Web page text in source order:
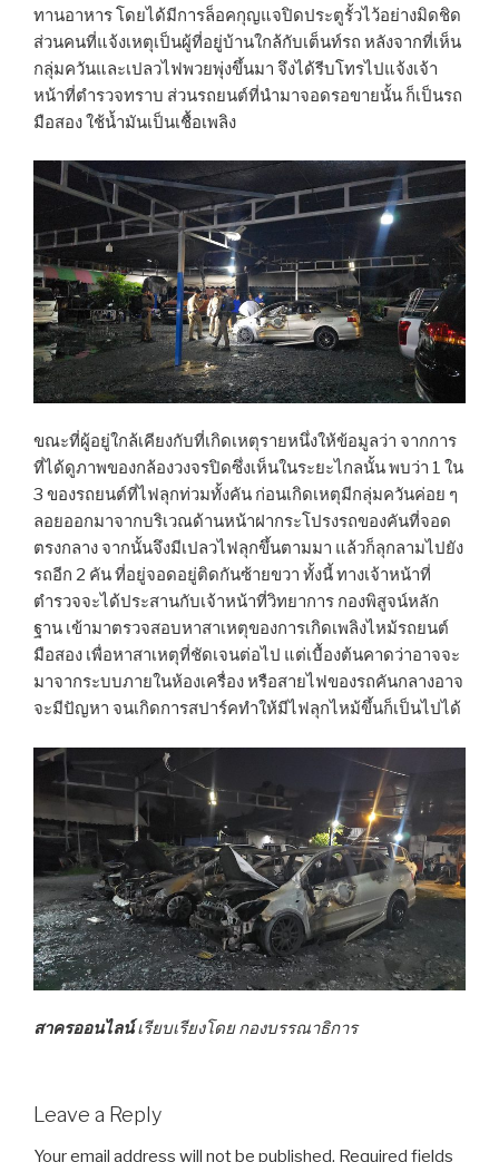
ทานอาหาร โดยได้มีการล็อคกุญแจปิดประตูรั้วไว้อย่างมิดชิด
ส่วนคนที่แจ้งเหตุเป็นผู้ที่อยู่บ้านใกล้กับเต็นท์รถ หลังจากที่เห็น
กลุ่มควันและเปลวไฟพวยพุ่งขึ้นมา จึงได้รีบโทรไปแจ้งเจ้า
หน้าที่ตำรวจทราบ ส่วนรถยนต์ที่นำมาจอดรอขายนั้น ก็เป็นรถ
มือสอง ใช้น้ำมันเป็นเชื้อเพลิง
ขณะที่ผู้อยู่ใกล้เคียงกับที่เกิดเหตุรายหนึ่งให้ข้อมูลว่า จากการ
ที่ได้ดูภาพของกล้องวงจรปิดซึ่งเห็นในระยะไกลนั้น พบว่า 1 ใน
3 ของรถยนต์ที่ไฟลุกท่วมทั้งคัน ก่อนเกิดเหตุมีกลุ่มควันค่อย ๆ
ลอยออกมาจากบริเวณด้านหน้าฝากระโปรงรถของคันที่จอด
ตรงกลาง จากนั้นจึงมีเปลวไฟลุกขึ้นตามมา แล้วก็ลุกลามไปยัง
รถอีก 2 คัน ที่อยู่จอดอยู่ติดกันซ้ายขวา ทั้งนี้ ทางเจ้าหน้าที่
ตำรวจจะได้ประสานกับเจ้าหน้าที่วิทยาการ กองพิสูจน์หลัก
ฐาน เข้ามาตรวจสอบหาสาเหตุของการเกิดเพลิงไหม้รถยนต์
มือสอง เพื่อหาสาเหตุที่ชัดเจนต่อไป แต่เบื้องต้นคาดว่าอาจจะ
มาจากระบบภายในห้องเครื่อง หรือสายไฟของรถคันกลางอาจ
จะมีปัญหา จนเกิดการสปาร์คทำให้มีไฟลุกไหม้ขึ้นก็เป็นไปได้
สาครออนไลน์เรียบเรียงโดย กองบรรณาธิการ
Leave a Reply
Your email address will not be published. Required fields